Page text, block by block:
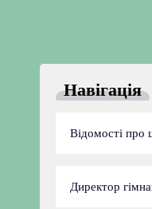
Навігація
Відомості про
Директор